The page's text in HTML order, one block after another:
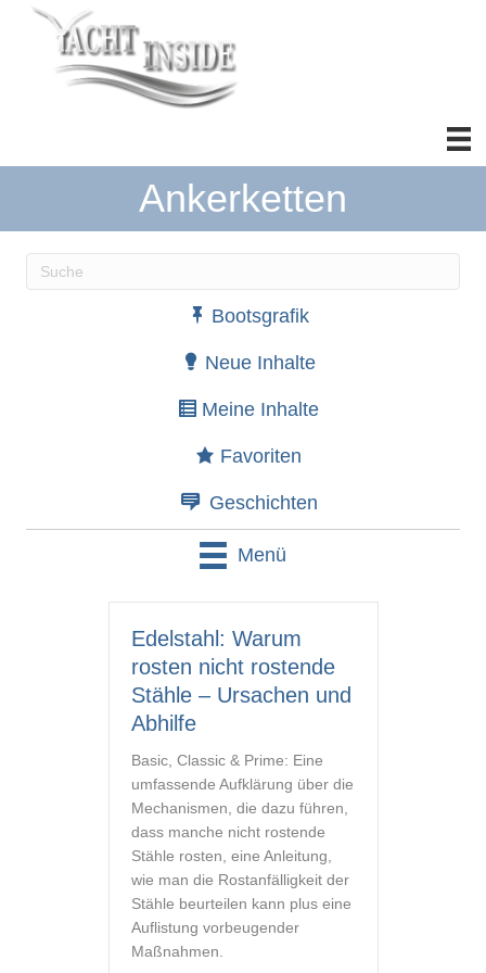
Ankerketten
Wenn die Ergebnisse der automatischen
Bootsgrafik
Neue Inhalte
Meine Inhalte
Favoriten
Geschichten
Menü
Edelstahl: Warum
rosten nicht rostende
Stähle – Ursachen und
Abhilfe
Basic, Classic & Prime: Eine
umfassende Aufklärung über die
Mechanismen, die dazu führen,
dass manche nicht rostende
Stähle rosten, eine Anleitung,
wie man die Rostanfälligkeit der
Stähle beurteilen kann plus eine
Auflistung vorbeugender
Maßnahmen.